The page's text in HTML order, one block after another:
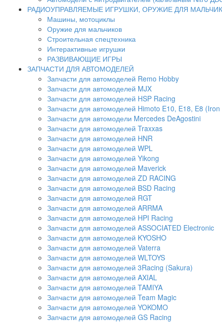
РАДИОУПРАВЛЯЕМЫЕ ИГРУШКИ, ОРУЖИЕ ДЛЯ
Машины, мотоциклы
Оружие для мальчиков
Строительная спецтехника
Интерактивные игрушки
РАЗВИВАЮЩИЕ ИГРЫ
ЗАПЧАСТИ ДЛЯ АВТОМОДЕЛЕЙ
Запчасти для автомоделей Remo Hobby
Запчасти для автомоделей MJX
Запчасти для автомоделей HSP Racing
Запчасти для автомоделей Himoto E10, E18, E8
Запчасти для автомодели Mercedes DeAgostini
Запчасти для автомоделей Traxxas
Запчасти для автомоделей HNR
Запчасти для автомоделей WPL
Запчасти для автомоделей Yikong
Запчасти для автомоделей Maverick
Запчасти для автомоделей ZD RACING
Запчасти для автомоделей BSD Racing
Запчасти для автомоделей RGT
Запчасти для автомоделей ARRMA
Запчасти для автомоделей HPI Racing
Запчасти для автомоделей ASSOCIATED Electronic
Запчасти для автомоделей KYOSHO
Запчасти для автомоделей Vaterra
Запчасти для автомоделей WLTOYS
Запчасти для автомоделей 3Racing (Sakura)
Запчасти для автомоделей AXIAL
Запчасти для автомоделей TAMIYA
Запчасти для автомоделей Team Magic
Запчасти для автомоделей YOKOMO
Запчасти для автомоделей GS Racing